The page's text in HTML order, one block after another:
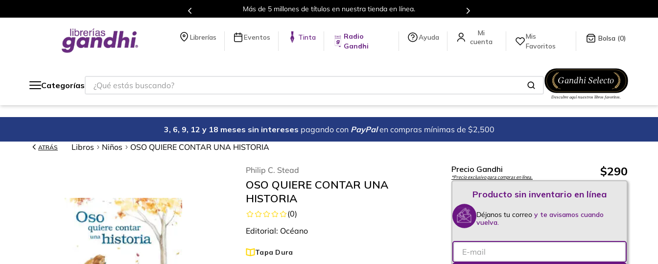
Más de 5 millones de títulos en nuestra tienda en línea.
Librerías Eventos Tinta
Radio
Gandhi
Ayuda
Mis
Favoritos
0
Categorías
¿Qué estás buscando?
3, 6, 9, 12 y 18 meses sin intereses pagando con PayPal en compras mínimas de $2,500
ATRÁS Libros Niños OSO QUIERE CONTAR UNA HISTORIA
Philip C. Stead
OSO QUIERE CONTAR UNA
HISTORIA
(0)
Editorial: Océano
Tapa Dura
Precio Gandhi
*Precio exclusivo para compras en línea. $290
Déjanos tu correoy te avisamos cuando
vuelva.